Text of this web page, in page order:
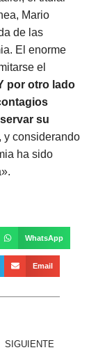
Mario
de las
El enorme
el
por otro lado
su
y considerando
ha sido
WhatsApp
Email
SIGUIENTE